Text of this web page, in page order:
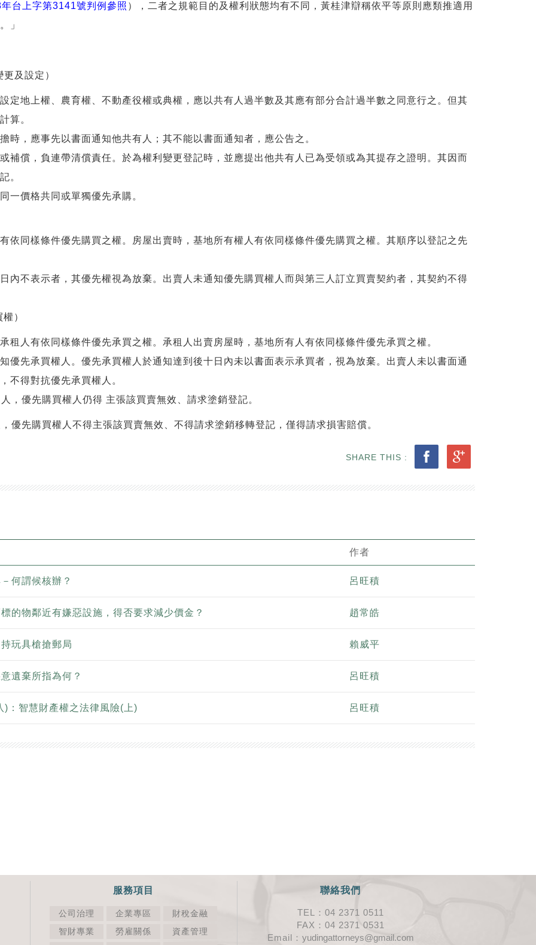
台上字第3141號判例參照 ），二者之規範目的及權利狀態均有不同，黃桂津辯稱依平等原則應類推適用
」
及設定）
定地上權、農育權、不動產役權或典權，應以共有人過半數及其應有部分合計過半數之同意行之。但其
算。
時，應事先以書面通知他共有人；其不能以書面通知者，應公告之。
補償，負連帶清償責任。於為權利變更登記時，並應提出他共有人已為受領或為其提存之證明。其因而
。
一價格共同或單獨優先承購。
依同樣條件優先購買之權。房屋出賣時，基地所有權人有依同樣條件優先購買之權。其順序以登記之先
內不表示者，其優先權視為放棄。出賣人未通知優先購買權人而與第三人訂立買賣契約者，其契約不得
）
租人有依同樣條件優先承買之權。承租人出賣房屋時，基地所有人有依同樣條件優先承買之權。
優先承買權人。優先承買權人於通知達到後十日內未以書面表示承買者，視為放棄。出賣人未以書面通
不得對抗優先承買權人。
優先購買權人仍得 主張該買賣無效、請求塗銷登記。
先購買權人不得主張該買賣無效、不得請求塗銷移轉登記，僅得請求損害賠償。
SHARE THIS :
作者
何謂候核辦？ 呂旺積
的物鄰近有嫌惡設施，得否要求減少價金？ 趙常皓
玩具槍搶郵局 賴威平
意遺棄所指為何？ 呂旺積
)：智慧財產權之法律風險(上) 呂旺積
服務項目
公司治理 企業專區
財稅金融
智財專業
勞雇關係 資產管理
聯絡我們
TEL：04 2371 0511
FAX：04 2371 0531
Email： yudingattorneys@gmail.com